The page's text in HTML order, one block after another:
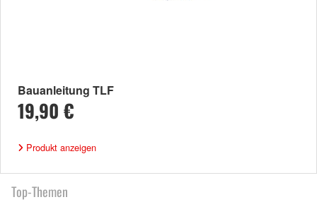
Bauanleitung TLF
19,90 €
Produkt anzeigen
Top-Themen